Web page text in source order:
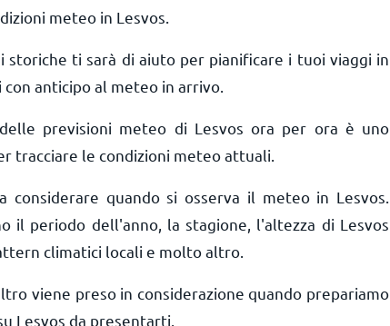
meteo in Lesvos.
ti sarà di aiuto per pianificare i tuoi viaggi in
anticipo al meteo in arrivo.
previsioni meteo di Lesvos ora per ora è uno
tracciare le condizioni meteo attuali.
considerare quando si osserva il meteo in Lesvos.
il periodo dell'anno, la stagione, l'altezza di Lesvos
climatici locali e molto altro.
viene preso in considerazione quando prepariamo
Lesvos da presentarti.